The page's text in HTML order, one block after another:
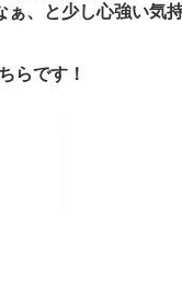
、と少し心強い気
らです！